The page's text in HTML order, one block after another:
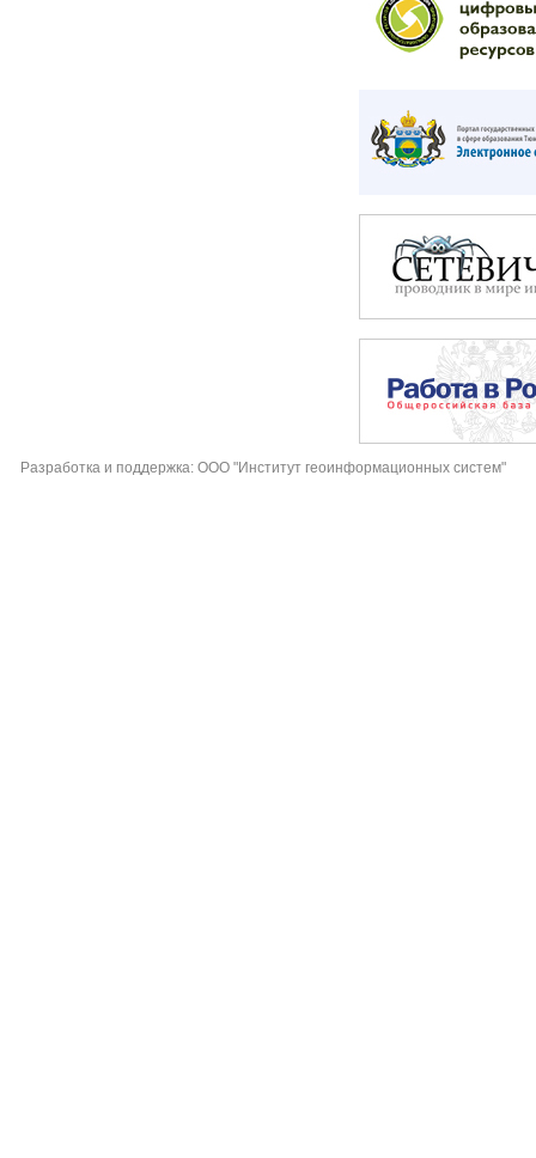
Разработка и поддержка: ООО "Институт геоинформационных систем"